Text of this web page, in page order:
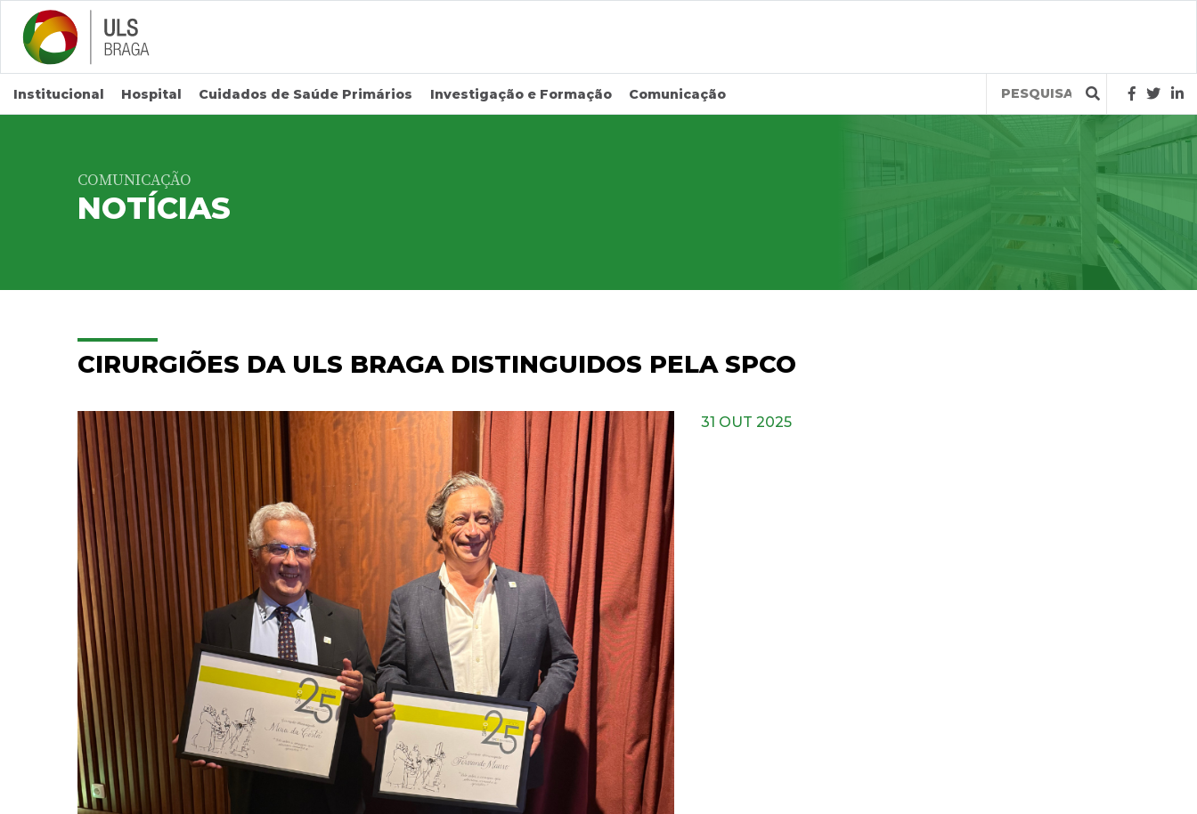
Saltar para conteúdo principal
Institucional Hospital Cuidados de Saúde Primários Investigação e Formação Comunicação
Query
COMUNICAÇÃO
NOTÍCIAS
CIRURGIÕES DA ULS BRAGA DISTINGUIDOS PELA SPCO
31 OUT 2025